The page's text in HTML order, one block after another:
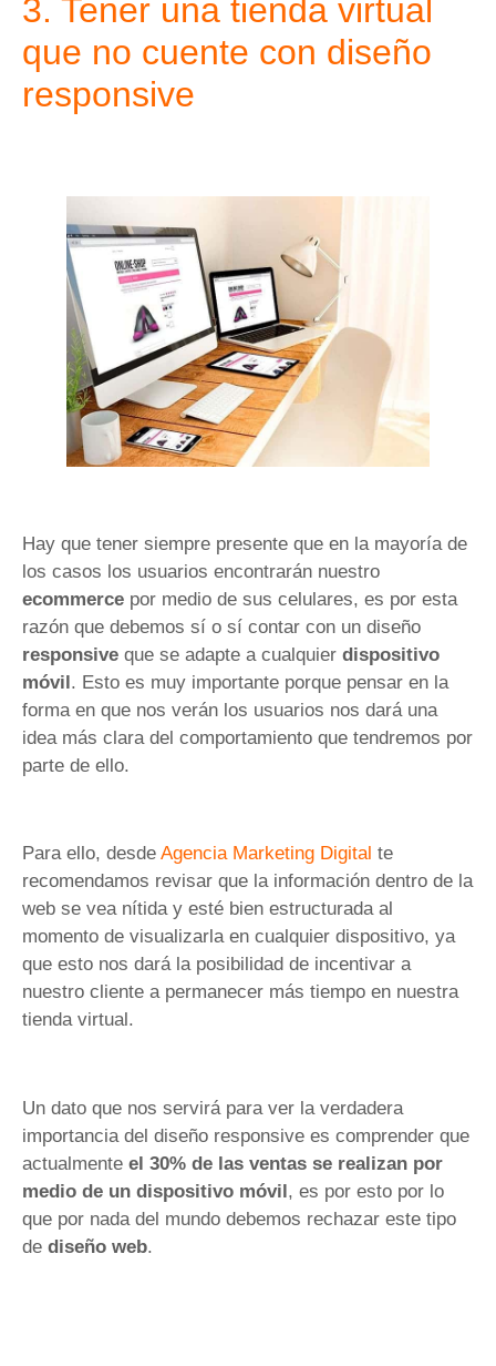
3. Tener una tienda virtual
que no cuente con diseño
responsive
Hay que tener siempre presente que en la mayoría de
los casos los usuarios encontrarán nuestro
ecommerce por medio de sus celulares, es por esta
razón que debemos sí o sí contar con un diseño
responsive que se adapte a cualquier dispositivo
móvil. Esto es muy importante porque pensar en la
forma en que nos verán los usuarios nos dará una
idea más clara del comportamiento que tendremos por
parte de ello.
Para ello, desde Agencia Marketing Digital te
recomendamos revisar que la información dentro de la
web se vea nítida y esté bien estructurada al
momento de visualizarla en cualquier dispositivo, ya
que esto nos dará la posibilidad de incentivar a
nuestro cliente a permanecer más tiempo en nuestra
tienda virtual.
Un dato que nos servirá para ver la verdadera
importancia del diseño responsive es comprender que
actualmente el 30% de las ventas se realizan por
medio de un dispositivo móvil, es por esto por lo
que por nada del mundo debemos rechazar este tipo
de diseño web.